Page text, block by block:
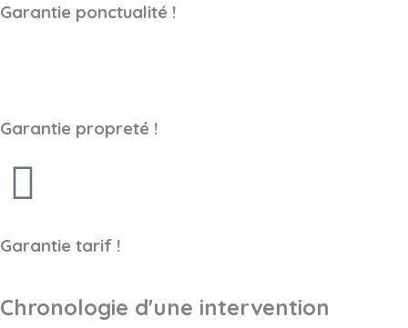
Garantie ponctualité !
Garantie propreté !
Garantie tarif !
Chronologie d'une intervention